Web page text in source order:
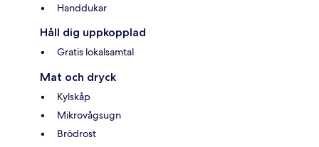
Handdukar
Håll dig uppkopplad
Gratis lokalsamtal
Mat och dryck
Kylskåp
Mikrovågsugn
Brödrost